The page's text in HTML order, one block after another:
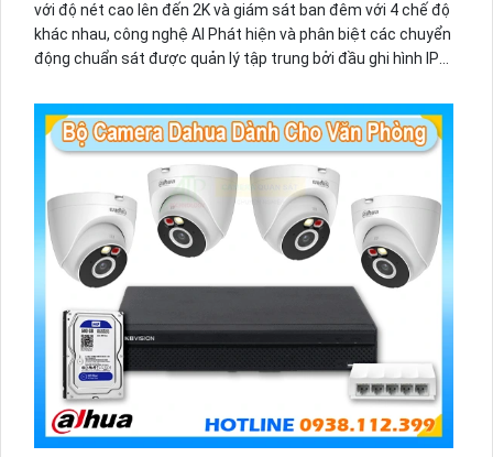
với độ nét cao lên đến 2K và giám sát ban đêm với 4 chế độ
khác nhau, công nghệ AI Phát hiện và phân biệt các chuyển
động chuẩn sát được quản lý tập trung bởi đầu ghi hình IP